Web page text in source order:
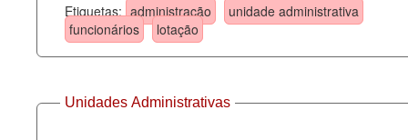
Etiquetas: administração
unidade administrativa
funcionários
lotação
Unidades Administrativas